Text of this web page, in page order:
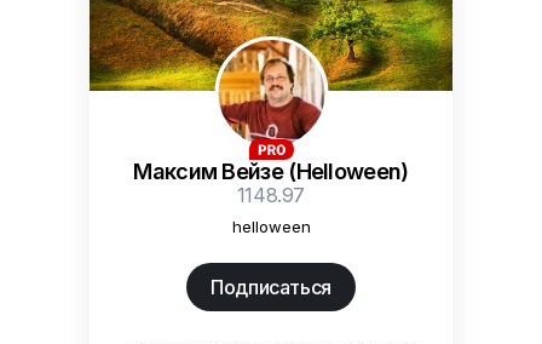
Максим Вейзе (Helloween)
1148.97
helloween
Подписаться